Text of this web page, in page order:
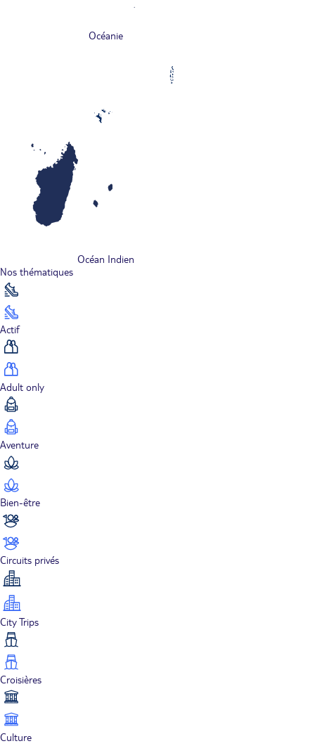
Océanie
Océan Indien
Nos thématiques
Actif
Adult only
Aventure
Bien-être
Circuits privés
City Trips
Croisières
Culture